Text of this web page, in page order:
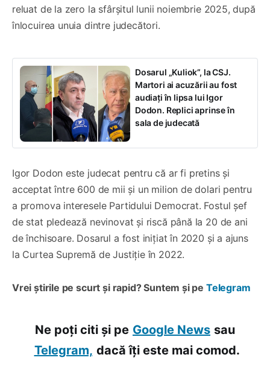
reluat de la zero la sfârșitul lunii noiembrie 2025, după
înlocuirea unuia dintre judecători.
Dosarul „Kuliok”, la CSJ.
Martori ai acuzării au fost
audiați în lipsa lui Igor
Dodon. Replici aprinse în
sala de judecată
Igor Dodon este judecat pentru că ar fi pretins și
acceptat între 600 de mii și un milion de dolari pentru
a promova interesele Partidului Democrat. Fostul șef
de stat pledează nevinovat și riscă până la 20 de ani
de închisoare. Dosarul a fost inițiat în 2020 și a ajuns
la Curtea Supremă de Justiție în 2022.
Vrei știrile pe scurt și rapid? Suntem și pe Telegram
Ne poți citi și pe Google News sau
Telegram, dacă îți este mai comod.